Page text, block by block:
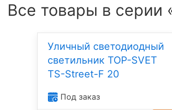
Все товары в серии
Уличный светодиодный
светильник TOP-SVET
TS-Street-F 20
Под заказ